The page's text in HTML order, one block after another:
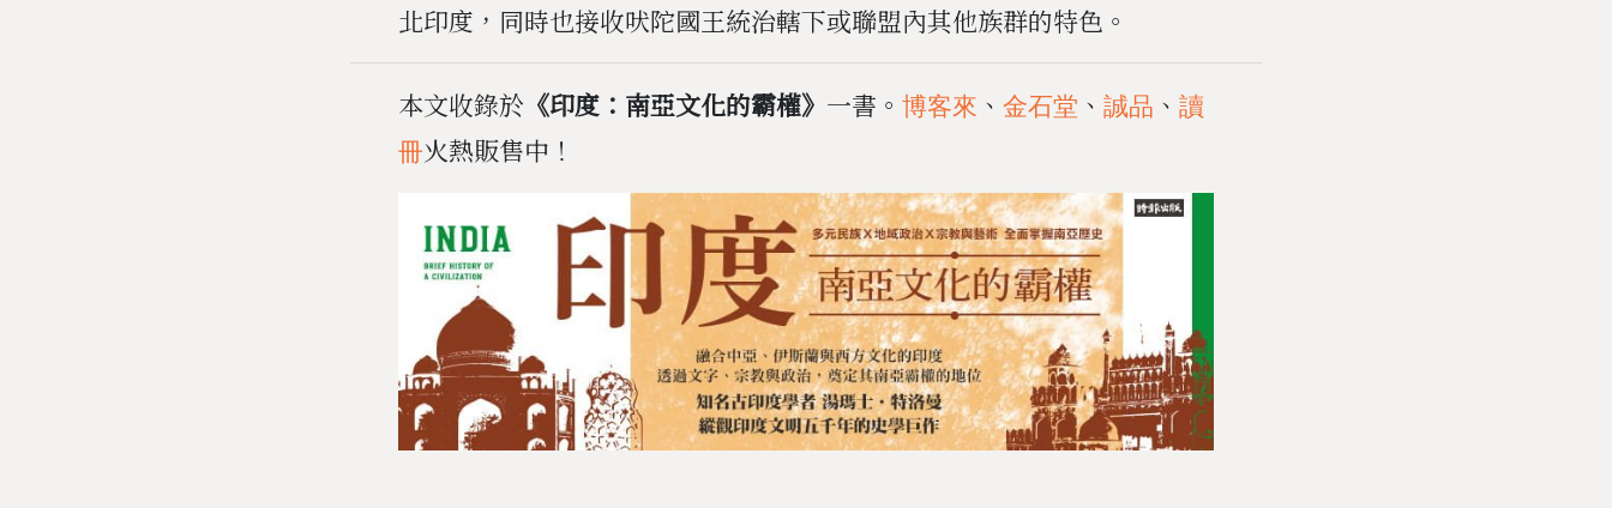
北印度，同時也接收吠陀國王統治轄下或聯盟內其他族群的特色。
本文收錄於 《印度：南亞文化的霸權》 一書。 博客來 、 金石堂 、 誠品 、 讀
冊火熱販售中！